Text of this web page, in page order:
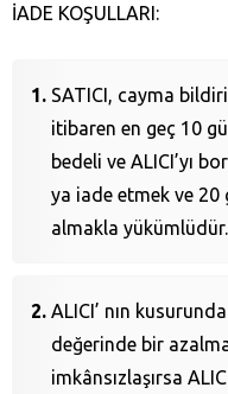
İADE KOŞULLARI:
SATICI, cayma
itibaren en geç 10
bedeli ve ALICI’yı
ya iade etmek ve 20
almakla yükümlüdür.
ALICI’ nın
değerinde bir
imkânsızlaşırsa